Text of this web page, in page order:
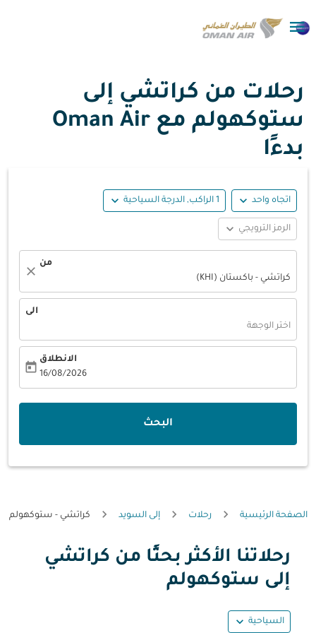

رحلات من كراتشي إلى
ستوكهولم مع Oman Air
بدءًا
اتجاه واحد expand_more 1 الراكب, الدرجة السياحية expand_more
الرمز الترويجي expand_more
من
كراتشي - باكستان (KHI)
close
الى
اختر الوجهة
الانطلاق
16/08/2026
today
البحث
الصفحة الرئيسية رحلات إلى السويد كراتشي - ستوكهولم
رحلاتنا الأكثر بحثًا من كراتشي
إلى ستوكهولم
السياحية expand_more
حاول تحديث الرحلة (مغادرة و/أو وجهة) أو التفاعل مع